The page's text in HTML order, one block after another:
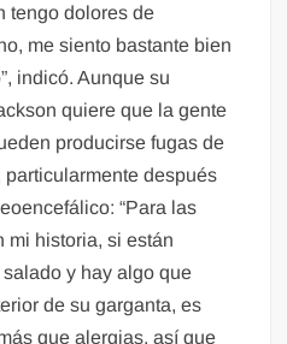
tengo dolores de
me siento bastante bien
indicó. Aunque su
quiere que la gente
producirse fugas de
después
“Para las
mi historia, si están
y hay algo que
de su garganta, es
que alergias, así que